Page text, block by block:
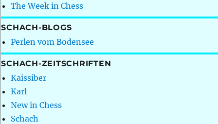
The Week in Chess
SCHACH-BLOGS
Perlen vom Bodensee
SCHACH-ZEITSCHRIFTEN
Kaissiber
Karl
New in Chess
Schach